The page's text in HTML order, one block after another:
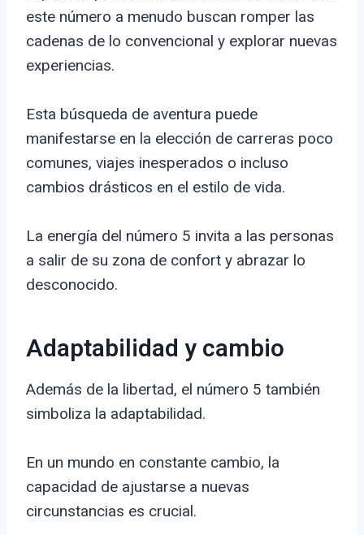
este número a menudo buscan romper las
cadenas de lo convencional y explorar nuevas
experiencias.
Esta búsqueda de aventura puede
manifestarse en la elección de carreras poco
comunes, viajes inesperados o incluso
cambios drásticos en el estilo de vida.
La energía del número 5 invita a las personas
a salir de su zona de confort y abrazar lo
desconocido.
Adaptabilidad y cambio
Además de la libertad, el número 5 también
simboliza la adaptabilidad.
En un mundo en constante cambio, la
capacidad de ajustarse a nuevas
circunstancias es crucial.